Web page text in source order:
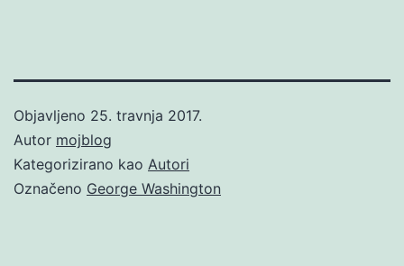
Objavljeno 25. travnja 2017.
Autor mojblog
Kategorizirano kao Autori
Označeno George Washington